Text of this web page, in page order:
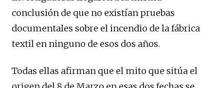
conclusión de que no existían pruebas
documentales sobre el incendio de la fábrica
textil en ninguno de esos dos años.
Todas ellas afirman que el mito que sitúa el